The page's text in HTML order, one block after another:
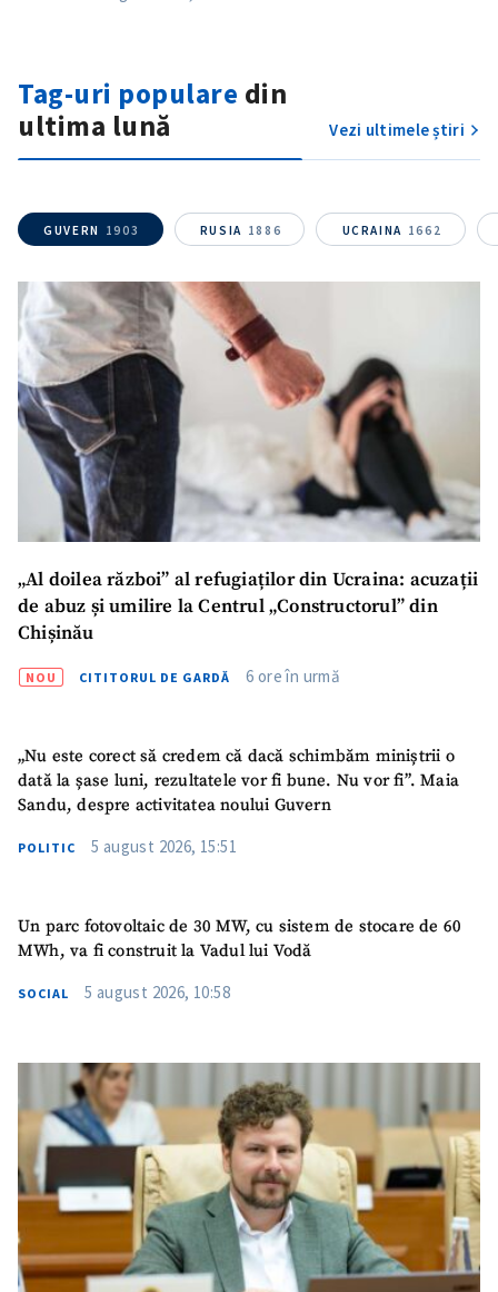
in English
Tag-uri populare din
ultima lună
Vezi ultimele știri
GUVERN 1903 RUSIA 1886 UCRAINA 1662
„Al doilea război” al refugiaților din Ucraina: acuzații
de abuz și umilire la Centrul „Constructorul” din
Chișinău
NOU CITITORUL DE GARDĂ 6 ore în urmă
„Nu este corect să credem că dacă schimbăm miniștrii o
dată la șase luni, rezultatele vor fi bune. Nu vor fi”. Maia
Sandu, despre activitatea noului Guvern
POLITIC 5 august 2026, 15:51
Un parc fotovoltaic de 30 MW, cu sistem de stocare de 60
MWh, va fi construit la Vadul lui Vodă
SOCIAL 5 august 2026, 10:58
ȘTIREA MEA
Titlu știre+ Adaugă titlu
Fotografie
+ Încarcă imagine
Link media
+ Link media